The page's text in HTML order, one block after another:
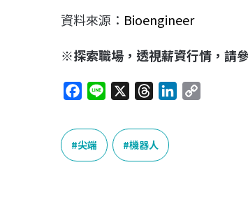
資料來源： Bioengineer
※探索職場，透視薪資行情，請
c
e
b
e
r
e
a
尖端 機器人